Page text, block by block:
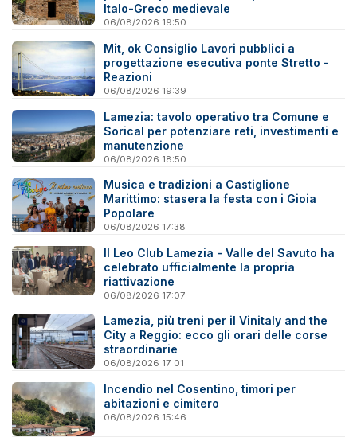
Italo-Greco medievale
06/08/2026 19:50
Mit, ok Consiglio Lavori pubblici a
progettazione esecutiva ponte Stretto -
Reazioni
06/08/2026 19:39
Lamezia: tavolo operativo tra Comune e
Sorical per potenziare reti, investimenti e
manutenzione
06/08/2026 18:50
Musica e tradizioni a Castiglione
Marittimo: stasera la festa con i Gioia
Popolare
06/08/2026 17:38
Il Leo Club Lamezia - Valle del Savuto ha
celebrato ufficialmente la propria
riattivazione
06/08/2026 17:07
Lamezia, più treni per il Vinitaly and the
City a Reggio: ecco gli orari delle corse
straordinarie
06/08/2026 17:01
Incendio nel Cosentino, timori per
abitazioni e cimitero
06/08/2026 15:46